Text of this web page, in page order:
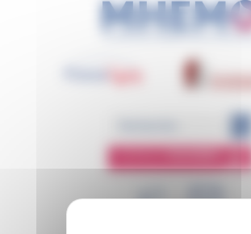
ESPACEMEMBRE
Panneau de gestion des cookies